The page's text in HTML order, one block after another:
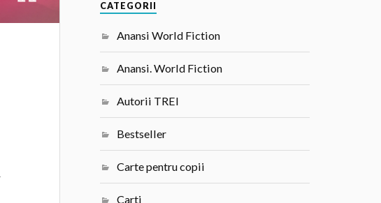
CATEGORII
Anansi World Fiction
Anansi. World Fiction
Autorii TREI
Bestseller
Carte pentru copii
Carti